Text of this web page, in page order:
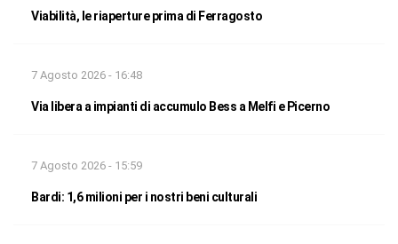
Viabilità, le riaperture prima di Ferragosto
7 Agosto 2026 - 16:48
Via libera a impianti di accumulo Bess a Melfi e Picerno
7 Agosto 2026 - 15:59
Bardi: 1,6 milioni per i nostri beni culturali